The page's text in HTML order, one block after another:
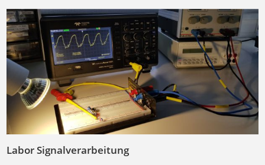
Labor Signalverarbeitung